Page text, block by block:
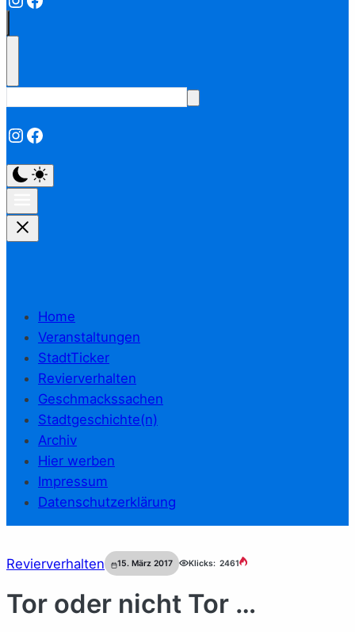
Instagram
Facebook
Home
Veranstaltungen
StadtTicker
Revierverhalten
Geschmackssachen
Stadtgeschichte(n)
Archiv
Hier werben
Impressum
Datenschutzerklärung
Revierverhalten 15. März 2017 Klicks: 2461
Tor oder nicht Tor …